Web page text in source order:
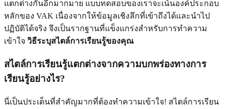
แตกต่างกันอีกมากมาย แบบทดสอบของเราจะเน้นองค์ประกอบ
หลักของ VAK เนื่องจากให้ข้อมูลเชิงลึกที่เข้าถึงได้และนำไป
ปฏิบัติได้จริง จึงเป็นรากฐานที่แข็งแกร่งสำหรับการทำความ
เข้าใจ วิธีระบุสไตล์การเรียนรู้ของคุณ
สไตล์การเรียนรู้แตกต่างจากความบกพร่องทางการ
เรียนรู้อย่างไร?
นี่เป็นประเด็นที่สำคัญมากที่ต้องทำความเข้าใจ! สไตล์การเรียน